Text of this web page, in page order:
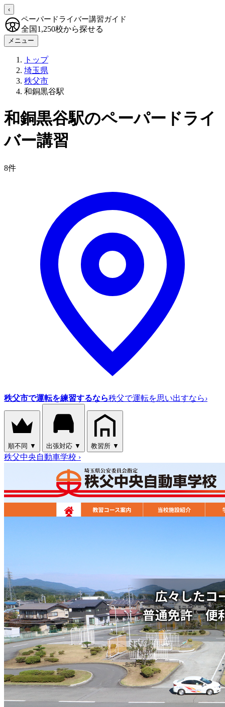
‹
ペーパードライバー講習ガイド
全国1,250校から探せる
メニュー
トップ
埼玉県
秩父市
和銅黒谷駅
和銅黒谷駅のペーパードライ
バー講習
8件
秩父市で運転を練習するなら秩父で運転を思い出すなら›
順不同 ▼ 出張対応 ▼ 教習所 ▼
秩父中央自動車学校 ›